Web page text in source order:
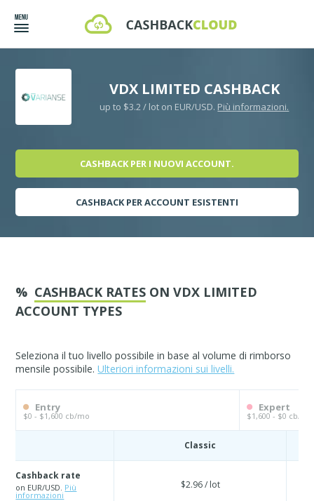
VDX LIMITED CASHBACK
up to $3.2 / lot on EUR/USD. Più informazioni.
CASHBACK PER I NUOVI ACCOUNT.
CASHBACK PER ACCOUNT ESISTENTI
% CASHBACK RATES ON VDX LIMITED
ACCOUNT TYPES
Seleziona il tuo livello possibile in base al volume di rimborso
mensile possibile.Ulteriori informazioni sui livelli.
Entry
$0 - $1,600 cb/mo
Expert
$1,600 - $0 cb/mo
Classic
Cashback rate
on EUR/USD. Più
informazioni
$2.96 / lot